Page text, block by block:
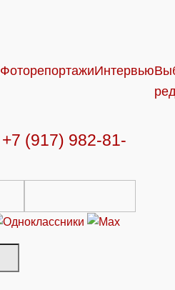
ФоторепортажиИнтервью
+7 (917) 982-81-